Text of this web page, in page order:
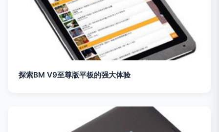
探索BM V9至尊版平板的强大体验